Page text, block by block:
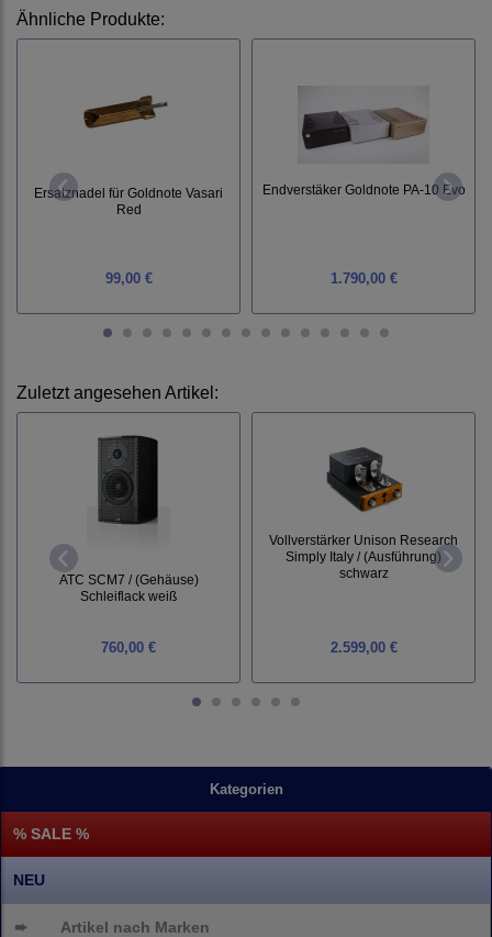
Kategorien
% SALE %
NEU
➨ Artikel nach Marken
Ähnliche Produkte:
Ersatznadel für Goldnote Vasari
Red
99,00 €
Endverstäker Goldnote PA-10 Evo
1.790,00 €
Zuletzt angesehen Artikel:
ATC SCM7 / (Gehäuse)
Schleiflack weiß
760,00 €
Vollverstärker Unison Research
Simply Italy / (Ausführung)
schwarz
2.599,00 €